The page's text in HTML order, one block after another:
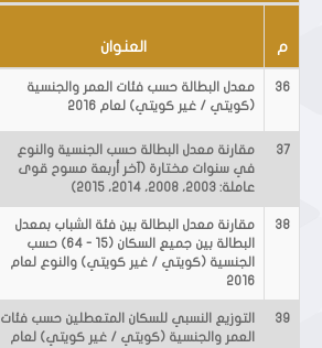
م العنوان
36
معدل البطالة حسب فئات العمر والجنسية
(كويتي / غير كويتي) لعام 2016
37
مقارنة معدل البطالة حسب الجنسية والنوع
في سنوات مختارة (آخر أربعة مسوح قوى
عاملة: 2003، 2008، 2014، 2015)
38
مقارنة معدل البطالة بين فئة الشباب بمعدل
البطالة بين جميع السكان (15 - 64) حسب
الجنسية (كويتي / غير كويتي) والنوع لعام
2016
39
التوزيع النسبي للسكان المتعطلين حسب فئات
العمر والجنسية (كويتي / غير كويتي) لعام